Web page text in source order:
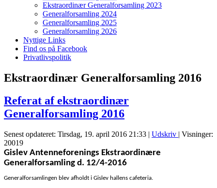
Ekstraordinær Generalforsamling 2023
Generalforsamling 2024
Generalforsamling 2025
Generalforsamling 2026
Nyttige Links
Find os på Facebook
Privatlivspolitik
Ekstraordinær Generalforsamling 2016
Referat af ekstraordinær
Generalforsamling 2016
Senest opdateret: Tirsdag, 19. april 2016 21:33 | Udskriv | Visninger:
20019
Gislev Antenneforenings Ekstraordinære
Generalforsamling d. 12/4-2016
Generalforsamlingen blev afholdt i Gislev hallens cafeteria.